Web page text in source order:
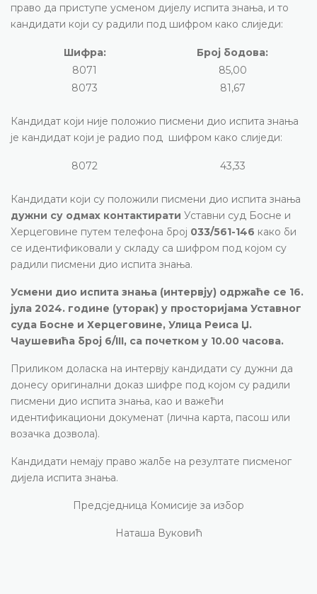
право да приступе усменом дијелу испита знања, и то
кандидати који су радили под шифром како слиједи:
Шифра:
Број бодова:
8071
85,00
8073
81,67
Кандидат који није положио писмени дио испита знања
је кандидат који је радио под шифром како слиједи:
8072 43,33
Кандидати који су положили писмени дио испита знања
дужни су одмах контактирати Уставни суд Босне и
Херцеговине путем телефона број 033/561-146 како би
се идентификовали у складу са шифром под којом су
радили писмени дио испита знања.
Усмени дио испита знања (интервју) одржаће се 16.
јула 2024. године (уторак) у просторијама Уставног
суда Босне и Херцеговине, Улица Pеиса Џ.
Чаушевића број 6/III, са почетком у 10.00 часова.
Приликом доласка на интервју кандидати су дужни да
донесу оригинални доказ шифре под којом су радили
писмени дио испита знања, као и важећи
идентификациони докуменат (лична карта, пасош или
возачка дозвола).
Кандидати немају право жалбе на резултате писменог
дијела испита знања.
Предсједница Комисије за избор
Наташа Вуковић